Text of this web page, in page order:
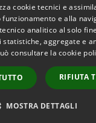
Copyright ©
cookie tecnici e
e alla
analitico al solo
statistiche, aggregate e
consultare la cookie
RIFIUTA
MOSTRA DETTAGLI